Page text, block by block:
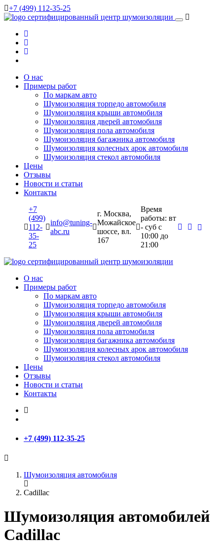
+7 (499) 112-35-25
сертифицированный центр шумоизоляции
О нас
Примеры работ
По маркам авто
Шумоизоляция торпедо автомобиля
Шумоизоляция крыши автомобиля
Шумоизоляция дверей автомобиля
Шумоизоляция пола автомобиля
Шумоизоляция багажника автомобиля
Шумоизоляция колесных арок автомобиля
Шумоизоляция стекол автомобиля
Цены
Отзывы
Новости и статьи
Контакты
+7
(499)
112-
35-
25
info@tuning-
abc.ru
г. Москва,
Можайское
шоссе, вл.
167
Время
работы: вт
- суб c
10:00 до
21:00
сертифицированный центр шумоизоляции
О нас
Примеры работ
По маркам авто
Шумоизоляция торпедо автомобиля
Шумоизоляция крыши автомобиля
Шумоизоляция дверей автомобиля
Шумоизоляция пола автомобиля
Шумоизоляция багажника автомобиля
Шумоизоляция колесных арок автомобиля
Шумоизоляция стекол автомобиля
Цены
Отзывы
Новости и статьи
Контакты
+7 (499) 112-35-25
Шумоизоляция автомобиля
Cadillac
Шумоизоляция автомобилей
Cadillac